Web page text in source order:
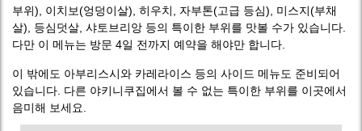
부위), 이치보(엉덩이살), 히우치, 자부톤(고급 등심), 미스지(부채
살), 등심덧살, 샤토브리앙 등의 특이한 부위를 맛볼 수가 있습니다.
다만 이 메뉴는 방문 4일 전까지 예약을 해야만 합니다.
이 밖에도 아부리스시와 카레라이스 등의 사이드 메뉴도 준비되어
있습니다. 다른 야키니쿠집에서 볼 수 없는 특이한 부위를 이곳에서
음미해 보세요.